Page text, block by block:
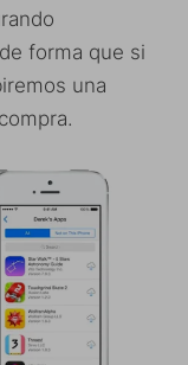
forma que si
una